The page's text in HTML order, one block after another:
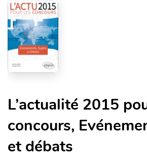
L’actualité 2015
concours,
et débats